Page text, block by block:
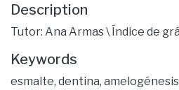
Description
Tutor: Ana Armas \ Índice de
Keywords
esmalte, dentina, amelogénesis